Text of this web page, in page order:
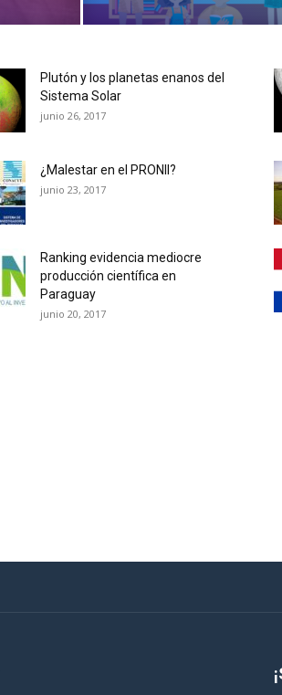
Plutón y los planetas enanos del
Sistema Solar
junio 26, 2017
¿Malestar en el PRONII?
junio 23, 2017
Ranking evidencia mediocre
producción científica en
Paraguay
junio 20, 2017